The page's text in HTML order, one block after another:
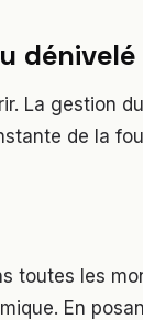
dénivelé
La gestion
de la
toutes les
En